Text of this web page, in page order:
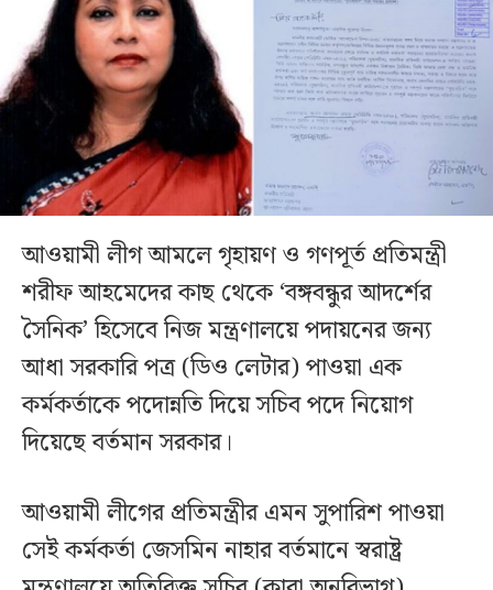
আওয়ামী লীগ আমলে গৃহায়ণ ও গণপূর্ত প্রতিমন্ত্রী
শরীফ আহমেদের কাছ থেকে ‘বঙ্গবন্ধুর আদর্শের
সৈনিক’ হিসেবে নিজ মন্ত্রণালয়ে পদায়নের জন্য
আধা সরকারি পত্র (ডিও লেটার) পাওয়া এক
কর্মকর্তাকে পদোন্নতি দিয়ে সচিব পদে নিয়োগ
দিয়েছে বর্তমান সরকার।
আওয়ামী লীগের প্রতিমন্ত্রীর এমন সুপারিশ পাওয়া
সেই কর্মকর্তা জেসমিন নাহার বর্তমানে স্বরাষ্ট্র